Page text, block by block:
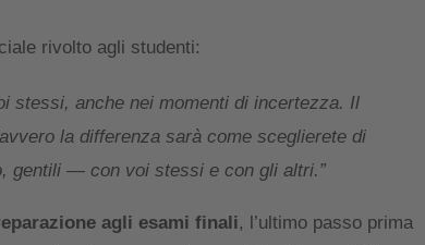
rivolto agli studenti:
stessi, anche nei momenti di incertezza. Il
la differenza sarà come sceglierete di
gentili — con voi stessi e con gli altri.”
agli esami finali, l’ultimo passo prima